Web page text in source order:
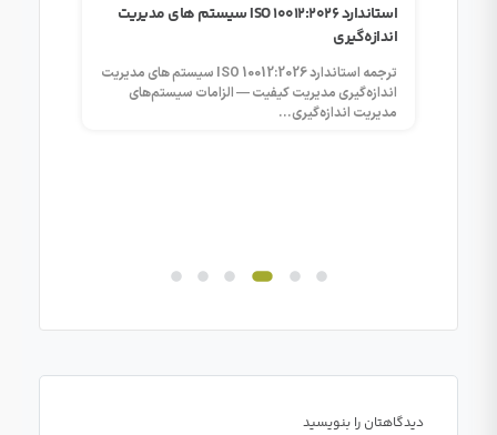
استاندارد ISO 10012:2026 سیستم‌ های مدیریت
اندازه‌گیری
ترجمه استاندارد ISO 10012:2026 سیستم‌ های مدیریت
اندازه‌گیری مدیریت کیفیت — الزامات سیستم‌های
مدیریت اندازه‌گیری...
دیدگاهتان را بنویسید